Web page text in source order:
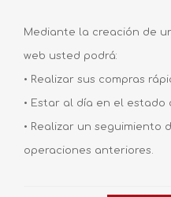
Mediante la creación de
web usted podrá:
• Realizar sus compras
• Estar al día en el estado
• Realizar un seguimiento
operaciones anteriores.